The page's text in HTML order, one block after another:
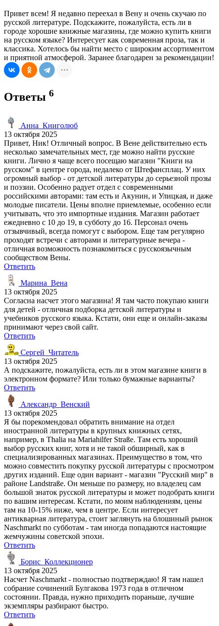
Привет всем! Я недавно переехал в Вену и очень скучаю по
русской литературе. Подскажите, пожалуйста, есть ли в
городе хорошие книжные магазины, где можно купить книги
на русском языке? Интересует как современная проза, так и
классика. Хотелось бы найти место с широким ассортиментом
и приятной атмосферой. Заранее благодарен за рекомендации!
Ответы 6
Анна_Книголюб
13 октября 2025
Привет, Ник! Отличный вопрос. В Вене действительно есть
несколько замечательных мест, где можно найти русские
книги. Лично я чаще всего посещаю магазин "Книги на
русском" в центре города, недалеко от Штефансплац. У них
огромный выбор - от детской литературы до серьезной прозы
и поэзии. Особенно радует отдел с современными
российскими авторами: там есть и Акунин, и Улицкая, и даже
молодые писатели. Цены вполне приемлемые, особенно если
учитывать, что это импортные издания. Магазин работает
ежедневно с 10 до 19, в субботу до 16. Персонал очень
отзывчивый, всегда помогут с выбором. Еще там регулярно
проходят встречи с авторами и литературные вечера -
отличная возможность познакомиться с русскоязычным
сообществом Вены.
Ответить
Марина_Вена
13 октября 2025
Согласна насчет этого магазина! Я там часто покупаю книги
для детей - отличная подборка детской литературы и
учебников русского языка. Кстати, они еще и онлайн-заказы
принимают через свой сайт.
Ответить
Сергей_Читатель
13 октября 2025
А подскажите, пожалуйста, есть ли в этом магазине книги в
электронном формате? Или только бумажные варианты?
Ответить
Александр_Венский
13 октября 2025
Я бы порекомендовал обратить внимание на отдел
иностранной литературы в крупных книжных сетях,
например, в Thalia на Mariahilfer Straße. Там есть хороший
выбор русских книг, хотя и не такой обширный, как в
специализированных магазинах. Преимущество в том, что
можно совместить покупку русской литературы с просмотром
других изданий. Еще один вариант - магазин "Русский мир" в
районе Landstraße. Он меньше по размеру, но владелец сам
большой знаток русской литературы и может подобрать книги
по вашим интересам. Кстати, по моим наблюдениям, цены
там на 10-15% ниже, чем в центре. Если интересует
антикварная литература, стоит заглянуть на блошиный рынок
Naschmarkt по субботам - там иногда попадаются настоящие
жемчужины советской эпохи.
Ответить
Борис_Коллекционер
13 октября 2025
Насчет Naschmarkt - полностью подтверждаю! Я там нашел
собрание сочинений Булгакова 1973 года в отличном
состоянии. Правда, нужно приходить пораньше, лучшие
экземпляры разбирают быстро.
Ответить